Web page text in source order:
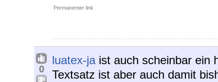
Permanenter link
0
luatex-jaist auch scheinbar ein
Textsatz ist aber auch damit